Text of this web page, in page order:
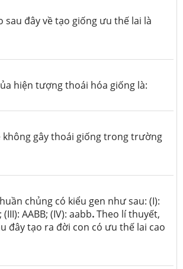
sau đây về tạo giống ưu thế lai là
hiện tượng thoái hóa giống là:
không gây thoái giống trong trường
chủng có kiểu gen như sau: (I):
AABB; (IV): aabb.Theo lí thuyết,
đây tạo ra đời con có ưu thế lai cao